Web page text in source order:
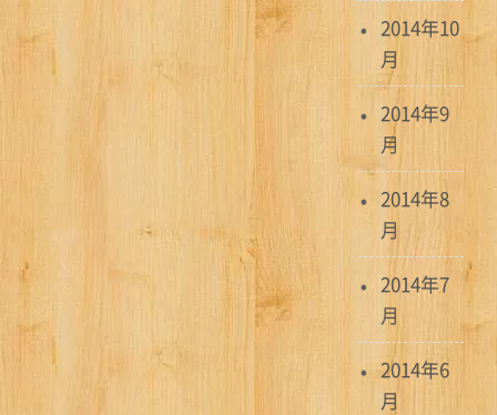
2014年10
月
2014年9
月
2014年8
月
2014年7
月
2014年6
月